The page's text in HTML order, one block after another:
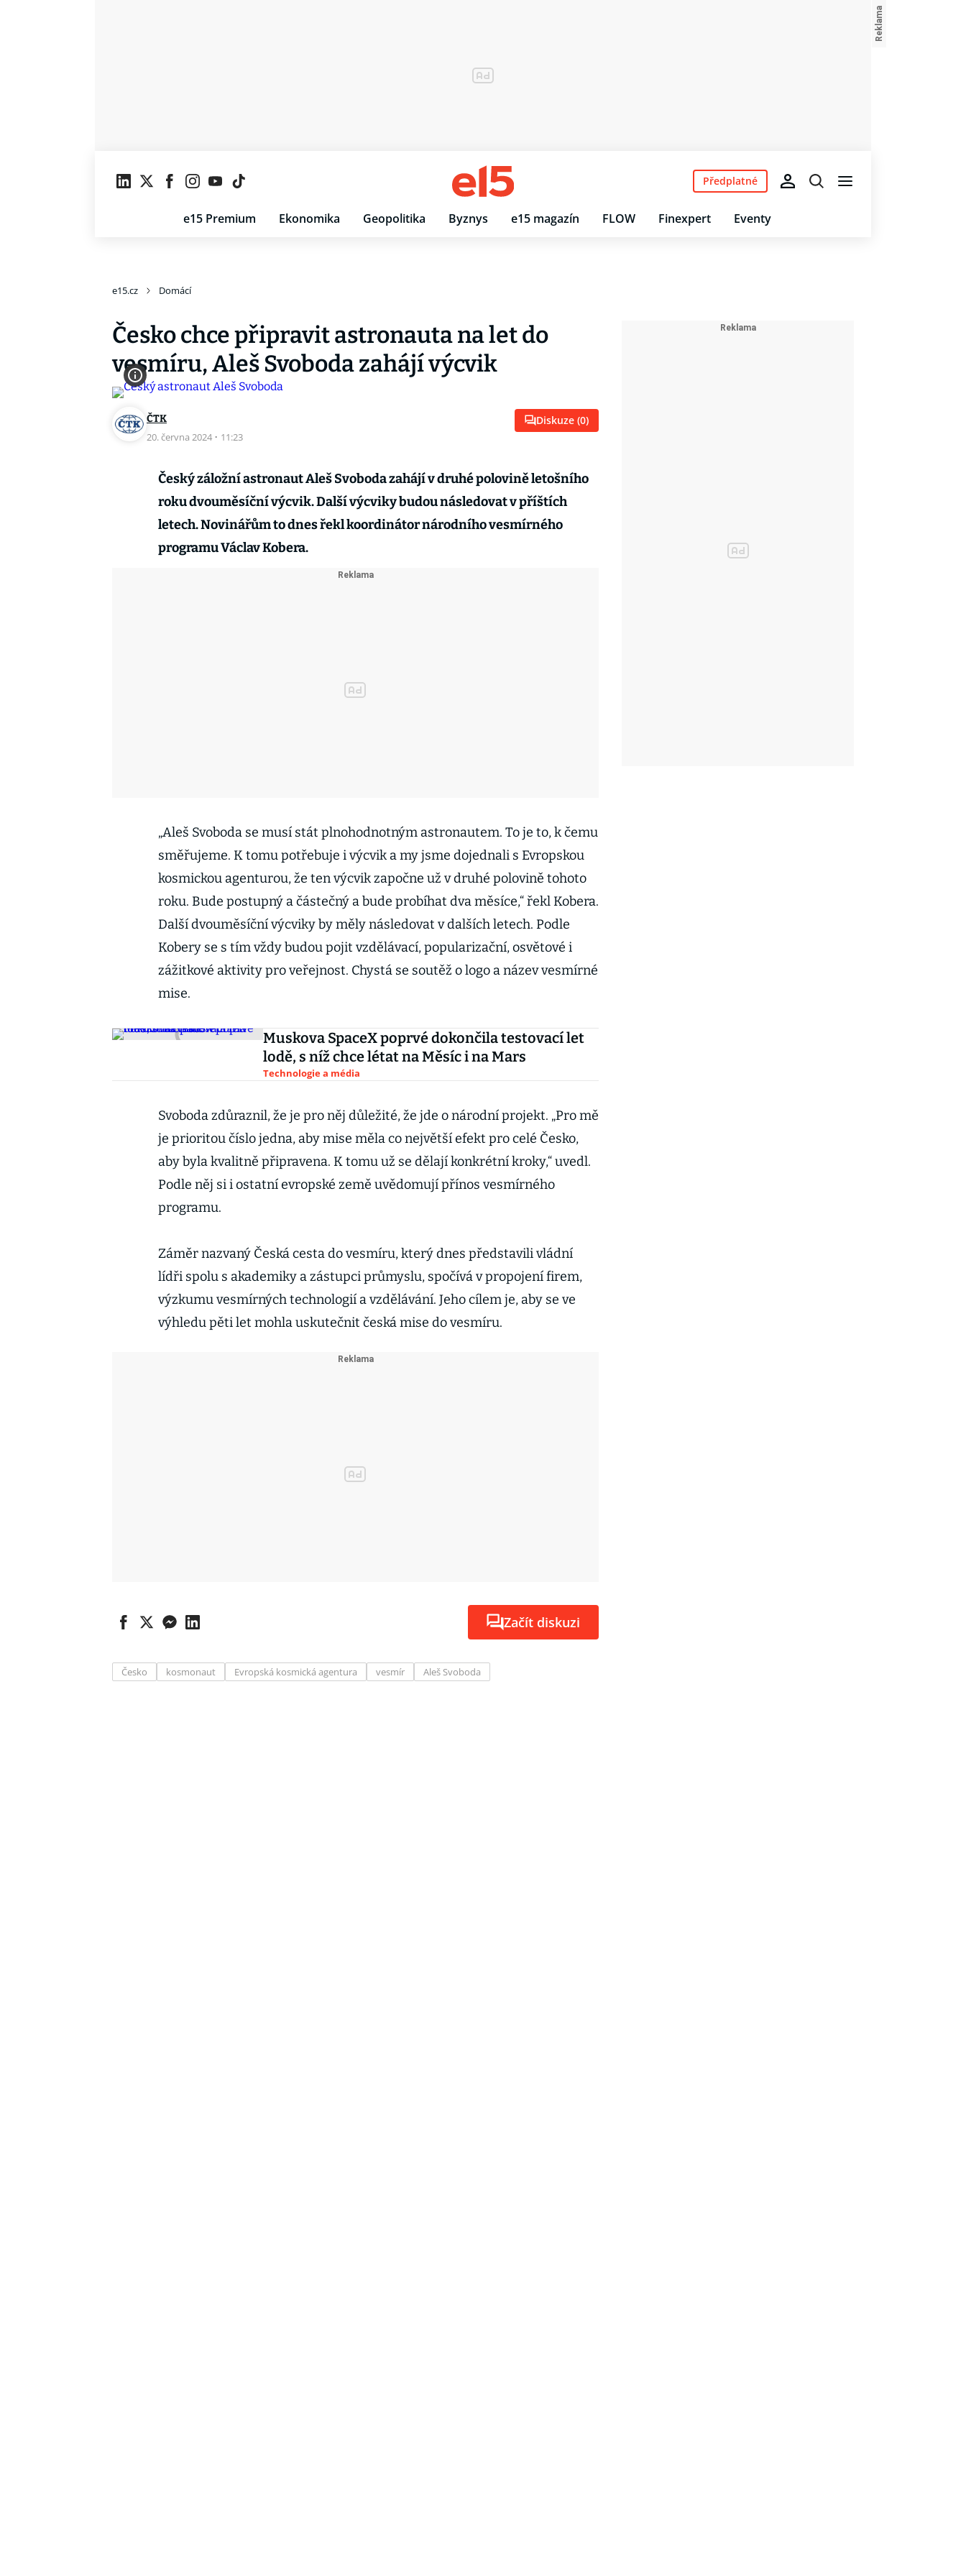
e15 Premium Ekonomika Geopolitika Byznys e15 magazín FLOW Finexpert Eventy
Předplatné
e15.cz Domácí
Česko chce připravit astronauta na let do
vesmíru, Aleš Svoboda zahájí výcvik
ČTK
20. června 2024 · 11:23
Diskuze (0)
Český záložní astronaut Aleš Svoboda zahájí v druhé polovině letošního
roku dvouměsíční výcvik. Další výcviky budou následovat v příštích
letech. Novinářům to dnes řekl koordinátor národního vesmírného
programu Václav Kobera.
„Aleš Svoboda se musí stát plnohodnotným astronautem. To je to, k čemu
směřujeme. K tomu potřebuje i výcvik a my jsme dojednali s Evropskou
kosmickou agenturou, že ten výcvik započne už v druhé polovině tohoto
roku. Bude postupný a částečný a bude probíhat dva měsíce,“ řekl Kobera.
Další dvouměsíční výcviky by měly následovat v dalších letech. Podle
Kobery se s tím vždy budou pojit vzdělávací, popularizační, osvětové i
zážitkové aktivity pro veřejnost. Chystá se soutěž o logo a název vesmírné
mise.
Muskova SpaceX poprvé dokončila testovací let
lodě, s níž chce létat na Měsíc i na Mars
Technologie a média
Svoboda zdůraznil, že je pro něj důležité, že jde o národní projekt. „Pro mě
je prioritou číslo jedna, aby mise měla co největší efekt pro celé Česko,
aby byla kvalitně připravena. K tomu už se dělají konkrétní kroky,“ uvedl.
Podle něj si i ostatní evropské země uvědomují přínos vesmírného
programu.
Záměr nazvaný Česká cesta do vesmíru, který dnes představili vládní
lídři spolu s akademiky a zástupci průmyslu, spočívá v propojení firem,
výzkumu vesmírných technologií a vzdělávání. Jeho cílem je, aby se ve
výhledu pěti let mohla uskutečnit česká mise do vesmíru.
Začít diskuzi
Česko kosmonaut Evropská kosmická agentura vesmír Aleš Svoboda